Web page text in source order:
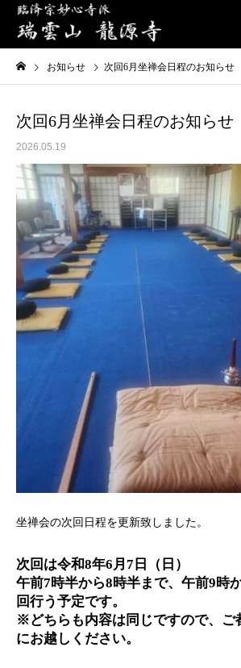
お知らせ 次回6月坐禅会日程のお知らせ
次回6月坐禅会日程のお知らせ
2026.05.19
坐禅会の次回日程を更新致しました。
次回は令和8年6月7日（日）
午前7時半から8時半まで、午前9時
回行う予定です。
※どちらも内容は同じですので、ご
にお越しください。